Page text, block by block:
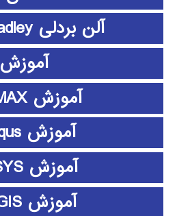
آلن بردلی Allen bradley
آموزش
آموزش 3D MAX
آموزش abaqus
آموزش ANSYS
آموزش ArcGIS